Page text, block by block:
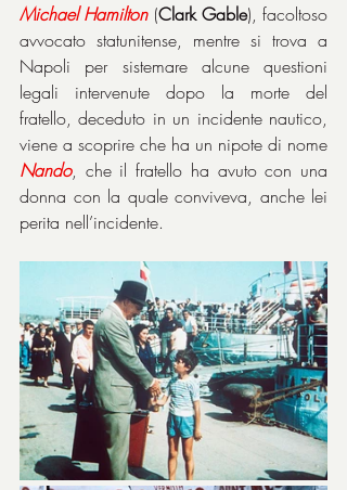
Michael Hamilton (Clark Gable), facoltoso
avvocato statunitense, mentre si trova a
Napoli per sistemare alcune questioni
legali intervenute dopo la morte del
fratello, deceduto in un incidente nautico,
Nando, che il fratello ha avuto con una
donna con la quale conviveva, anche lei
perita nell’incidente.